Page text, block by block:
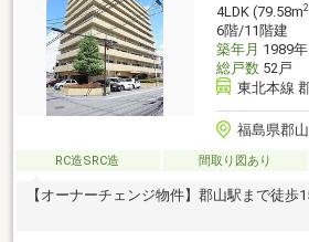
4LDK (79.58m2
6階/11階建
築年月 1989
総戸数52戸
東北本線
福島県郡
RC造SRC造 間取り図あり
【オーナーチェンジ物件】郡山駅まで徒